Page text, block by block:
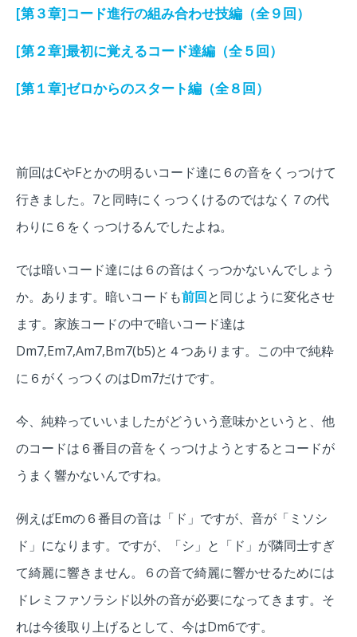
[第３章]コード進行の組み合わせ技編（全９回）
[第２章]最初に覚えるコード達編（全５回）
[第１章]ゼロからのスタート編（全８回）
前回はCやFとかの明るいコード達に６の音をくっつけて
行きました。7と同時にくっつくけるのではなく７の代
わりに６をくっつけるんでしたよね。
では暗いコード達には６の音はくっつかないんでしょう
か。あります。暗いコードも前回と同じように変化させ
ます。家族コードの中で暗いコード達は
Dm7,Em7,Am7,Bm7(b5)と４つあります。この中で純粋
に６がくっつくのはDm7だけです。
今、純粋っていいましたがどういう意味かというと、他
のコードは６番目の音をくっつけようとするとコードが
うまく響かないんですね。
例えばEmの６番目の音は「ド」ですが、音が「ミソシ
ド」になります。ですが、「シ」と「ド」が隣同士すぎ
て綺麗に響きません。６の音で綺麗に響かせるためには
ドレミファソラシド以外の音が必要になってきます。そ
れは今後取り上げるとして、今はDm6です。